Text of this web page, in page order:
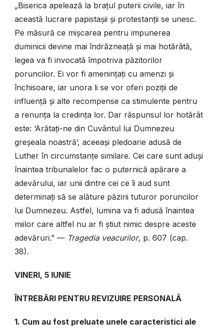
„Biserica apelează la brațul puterii civile, iar în
această lucrare papistașii și protestanții se unesc.
Pe măsură ce mișcarea pentru impunerea
duminicii devine mai îndrăzneață și mai hotărâtă,
legea va fi invocată împotriva păzitorilor
poruncilor. Ei vor fi amenințați cu amenzi și
închisoare, iar unora li se vor oferi poziții de
influență și alte recompense ca stimulente pentru
a renunța la credința lor. Dar răspunsul lor hotărât
este: ‘Arătați-ne din Cuvântul lui Dumnezeu
greșeala noastră’, aceeași pledoarie adusă de
Luther în circumstanțe similare. Cei care sunt aduși
înaintea tribunalelor fac o puternică apărare a
adevărului, iar unii dintre cei ce îi aud sunt
determinați să se alăture păzirii tuturor poruncilor
lui Dumnezeu. Astfel, lumina va fi adusă înaintea
miilor care altfel nu ar fi știut nimic despre aceste
adevăruri.” — Tragedia veacurilor, p. 607 (cap.
38).
VINERI, 5 IUNIE
ÎNTREBĂRI PENTRU REVIZUIRE PERSONALĂ
1. Cum au fost preluate unele caracteristici ale